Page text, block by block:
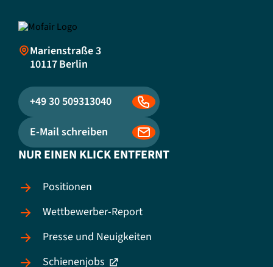
Marienstraße 3
10117Berlin
+49 30 509313040
E-Mail schreiben
NUR EINEN KLICK ENTFERNT
Positionen
Wettbewerber-Report
Presse und Neuigkeiten
Schienenjobs